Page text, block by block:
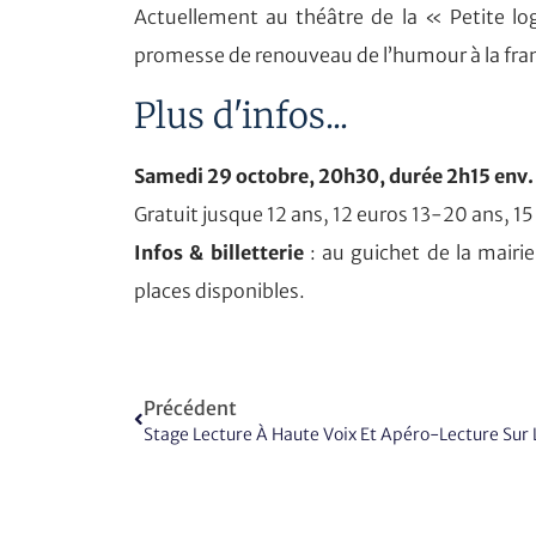
Actuellement au théâtre de la « Petite
promesse de renouveau de l’humour à la
Plus d'infos...
Samedi 29 octobre, 20h30, durée 2h15
Gratuit jusque 12 ans, 12 euros 13-20 ans,
Infos & billetterie: au guichet de la
places disponibles.
Précédent